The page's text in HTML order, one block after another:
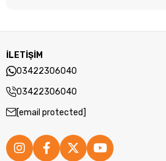
İLETİŞİM
03422306040
03422306040
[email protected]